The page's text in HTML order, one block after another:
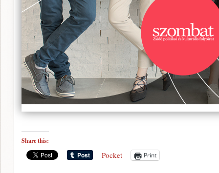
Share this:
Pocket Print